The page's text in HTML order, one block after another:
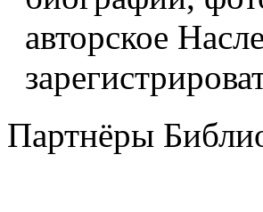
авторское
Партнёры